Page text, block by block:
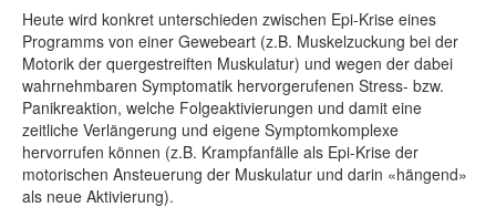
Heute wird konkret unterschieden zwischen Epi-Krise eines
Programms von einer Gewebeart (z.B. Muskelzuckung bei der
Motorik der quergestreiften Muskulatur) und wegen der dabei
wahrnehmbaren Symptomatik hervorgerufenen Stress- bzw.
Panikreaktion, welche Folgeaktivierungen und damit eine
zeitliche Verlängerung und eigene Symptomkomplexe
hervorrufen können (z.B. Krampfanfälle als Epi-Krise der
motorischen Ansteuerung der Muskulatur und darin «hängend»
als neue Aktivierung).